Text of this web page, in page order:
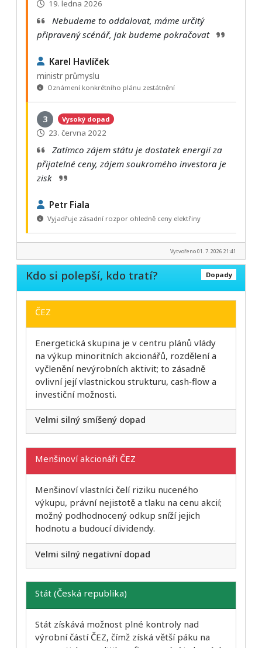
19. ledna 2026
Nebudeme to oddalovat, máme určitý
připravený scénář, jak budeme pokračovat
Karel Havlíček
ministr průmyslu
Oznámení konkrétního plánu zestátnění
3 Vysoký dopad
23. června 2022
Zatímco zájem státu je dostatek energií za
přijatelné ceny, zájem soukromého investora je
zisk
Petr Fiala
Vyjadřuje zásadní rozpor ohledně ceny elektřiny
Vytvořeno 01. 7. 2026 21:41
Dopady
Kdo si polepší, kdo tratí?
ČEZ
Energetická skupina je v centru plánů vlády
na výkup minoritních akcionářů, rozdělení a
vyčlenění nevýrobních aktivit; to zásadně
ovlivní její vlastnickou strukturu, cash‑flow a
investiční možnosti.
Velmi silný smíšený dopad
Menšinoví akcionáři ČEZ
Menšinoví vlastníci čelí riziku nuceného
výkupu, právní nejistotě a tlaku na cenu akcií;
možný podhodnocený odkup sníží jejich
hodnotu a budoucí dividendy.
Velmi silný negativní dopad
Stát (Česká republika)
Stát získává možnost plné kontroly nad
výrobní částí ČEZ, čímž získá větší páku na